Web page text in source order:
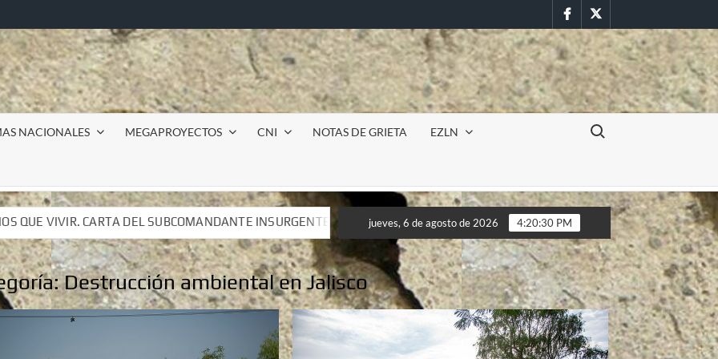
FacebookTwitter
NACIONALES MEGAPROYECTOS CNI NOTAS DE GRIETA EZLN
Buscar:
INSURGENTE MOISÉS A LUIS DE TAVIRA
Incursión militar en la UAEM (Morelos) durante paro estudiantil
INSURGENTE MOISÉS A LUIS DE TAVIRA
Incursión militar en la UAEM (Morelos) durante paro estudiantil
jueves, 6 de agosto de 2026 4:20:32 PM
Destrucción ambiental en Jalisco